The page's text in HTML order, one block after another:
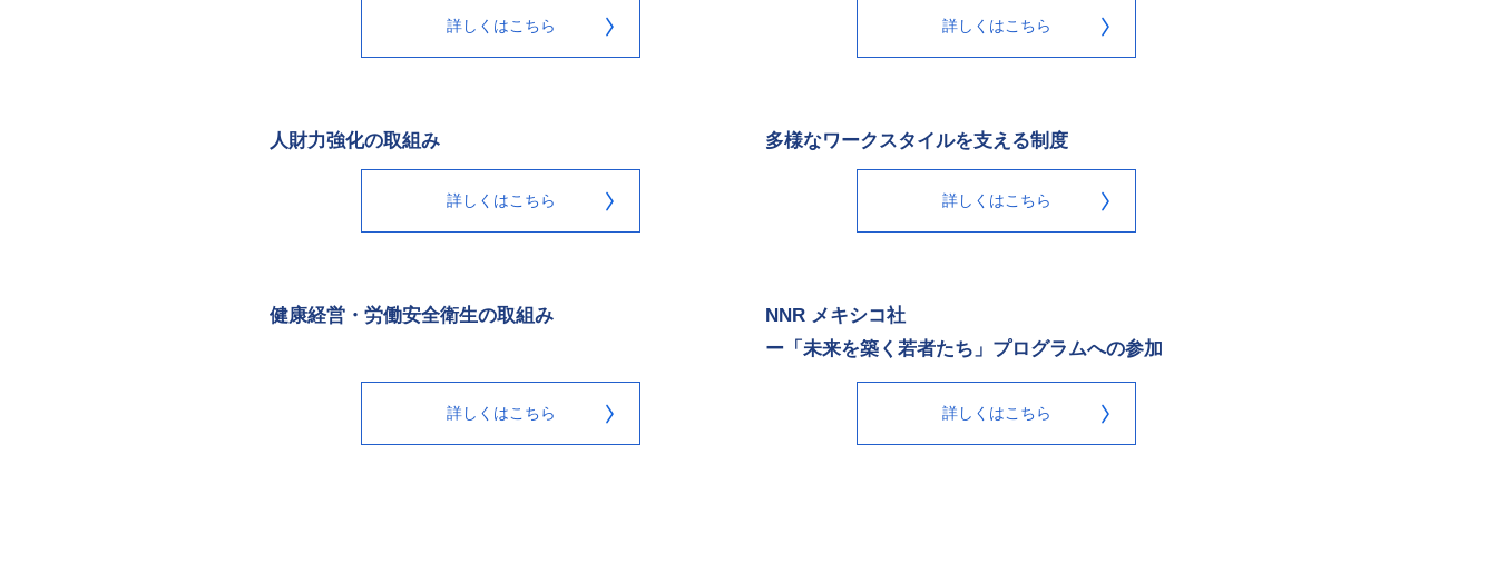
詳しくはこちら 詳しくはこちら
人財力強化の取組み
詳しくはこちら
多様なワークスタイルを支える制度
詳しくはこちら
健康経営・労働安全衛生の取組み
詳しくはこちら
NNR メキシコ社
ー「未来を築く若者たち」プログラムへの参加
詳しくはこちら